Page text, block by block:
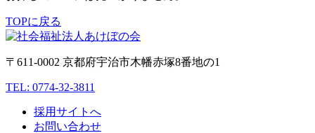
TOPに戻る
〒611-0002 京都府宇治市木幡赤塚8番地の1
TEL: 0774-32-3811
採用サイトへ
お問い合わせ